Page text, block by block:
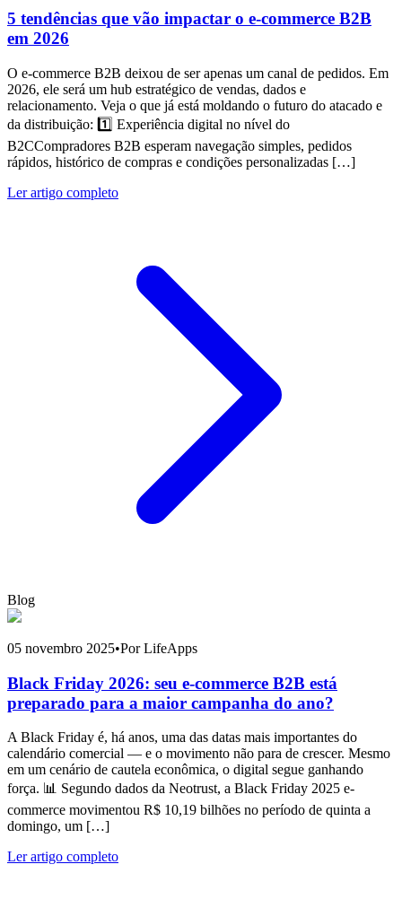
5 tendências que vão impactar o e-commerce B2B
em 2026
O e-commerce B2B deixou de ser apenas um canal de pedidos. Em
2026, ele será um hub estratégico de vendas, dados e
relacionamento. Veja o que já está moldando o futuro do atacado e
da distribuição: 1️⃣ Experiência digital no nível do
B2CCompradores B2B esperam navegação simples, pedidos
rápidos, histórico de compras e condições personalizadas […]
Ler artigo completo
Blog
05 novembro 2025•Por LifeApps
Black Friday 2026: seu e-commerce B2B está
preparado para a maior campanha do ano?
A Black Friday é, há anos, uma das datas mais importantes do
calendário comercial — e o movimento não para de crescer. Mesmo
em um cenário de cautela econômica, o digital segue ganhando
força. 📊 Segundo dados da Neotrust, a Black Friday 2025 e-
commerce movimentou R$ 10,19 bilhões no período de quinta a
domingo, um […]
Ler artigo completo